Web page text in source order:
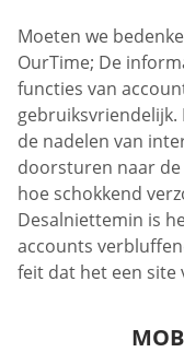
Moeten we
OurTime; De
functies van
gebruiksvriendelijk.
de nadelen van
doorsturen naar
hoe schokkend
Desalniettemin is
accounts
feit dat het een site